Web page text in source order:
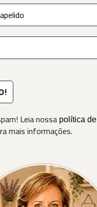
Leia nossa política de
mais informações.